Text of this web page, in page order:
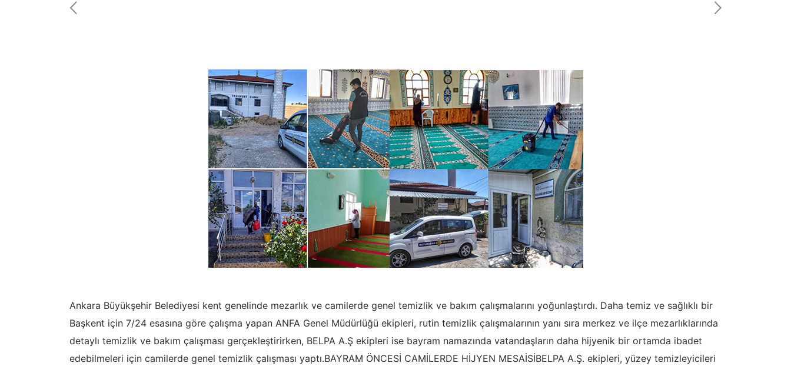
Ankara Büyükşehir Belediyesi kent genelinde mezarlık ve camilerde genel temizlik ve bakım çalışmalarını yoğunlaştırdı. Daha temiz ve sağlıklı bir
Başkent için 7/24 esasına göre çalışma yapan ANFA Genel Müdürlüğü ekipleri, rutin temizlik çalışmalarının yanı sıra merkez ve ilçe mezarlıklarında
detaylı temizlik ve bakım çalışması gerçekleştirirken, BELPA A.Ş ekipleri ise bayram namazında vatandaşların daha hijyenik bir ortamda ibadet
edebilmeleri için camilerde genel temizlik çalışması yaptı.BAYRAM ÖNCESİ CAMİLERDE HİJYEN MESAİSİBELPA A.Ş. ekipleri, yüzey temizleyicileri